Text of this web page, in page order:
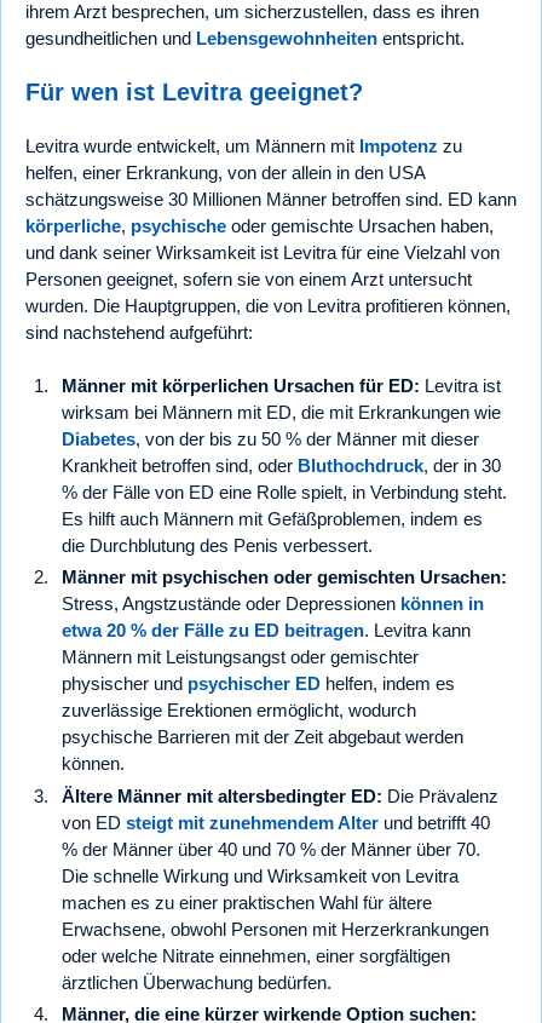
ihrem Arzt besprechen, um sicherzustellen, dass es ihren
gesundheitlichen und Lebensgewohnheiten entspricht.
Für wen ist Levitra geeignet?
Levitra wurde entwickelt, um Männern mit Impotenz zu
helfen, einer Erkrankung, von der allein in den USA
schätzungsweise 30 Millionen Männer betroffen sind. ED kann
körperliche, psychische oder gemischte Ursachen haben,
und dank seiner Wirksamkeit ist Levitra für eine Vielzahl von
Personen geeignet, sofern sie von einem Arzt untersucht
wurden. Die Hauptgruppen, die von Levitra profitieren können,
sind nachstehend aufgeführt:
Männer mit körperlichen Ursachen für ED: Levitra ist
wirksam bei Männern mit ED, die mit Erkrankungen wie
Diabetes, von der bis zu 50 % der Männer mit dieser
Krankheit betroffen sind, oder Bluthochdruck, der in 30
% der Fälle von ED eine Rolle spielt, in Verbindung steht.
Es hilft auch Männern mit Gefäßproblemen, indem es
die Durchblutung des Penis verbessert.
Männer mit psychischen oder gemischten Ursachen:
Stress, Angstzustände oder Depressionen können in
etwa 20 % der Fälle zu ED beitragen. Levitra kann
Männern mit Leistungsangst oder gemischter
physischer und psychischer ED helfen, indem es
zuverlässige Erektionen ermöglicht, wodurch
psychische Barrieren mit der Zeit abgebaut werden
können.
Ältere Männer mit altersbedingter ED: Die Prävalenz
von ED steigt mit zunehmendem Alter und betrifft 40
% der Männer über 40 und 70 % der Männer über 70.
Die schnelle Wirkung und Wirksamkeit von Levitra
machen es zu einer praktischen Wahl für ältere
Erwachsene, obwohl Personen mit Herzerkrankungen
oder welche Nitrate einnehmen, einer sorgfältigen
ärztlichen Überwachung bedürfen.
Männer, die eine kürzer wirkende Option suchen: